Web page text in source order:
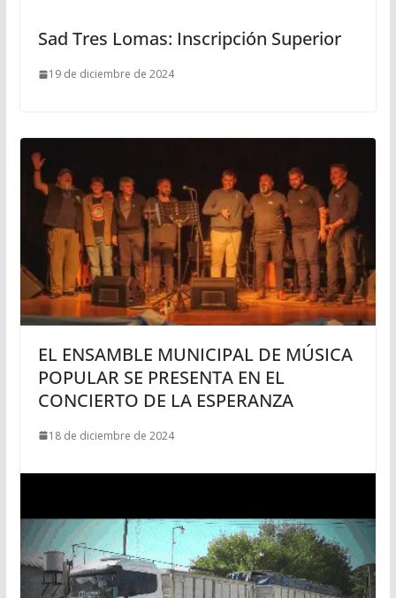
Sad Tres Lomas: Inscripción Superior
19 de diciembre de 2024
EL ENSAMBLE MUNICIPAL DE MÚSICA
POPULAR SE PRESENTA EN EL
CONCIERTO DE LA ESPERANZA
18 de diciembre de 2024